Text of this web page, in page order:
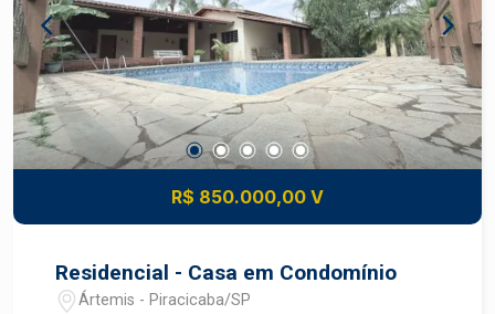
R$ 850.000,00 V
Residencial - Casa em Condomínio
Ártemis - Piracicaba/SP